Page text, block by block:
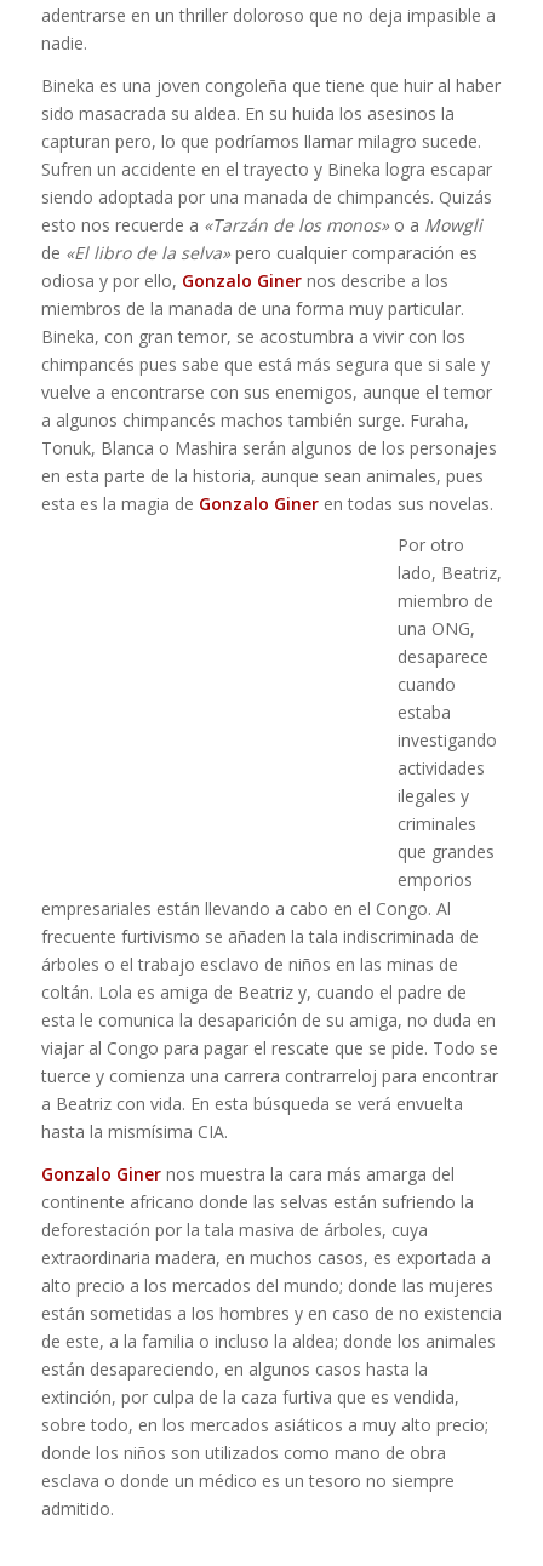
adentrarse en un thriller doloroso que no deja impasible a
nadie.
Bineka es una joven congoleña que tiene que huir al haber
sido masacrada su aldea. En su huida los asesinos la
capturan pero, lo que podríamos llamar milagro sucede.
Sufren un accidente en el trayecto y Bineka logra escapar
siendo adoptada por una manada de chimpancés. Quizás
esto nos recuerde a «Tarzán de los monos»o a Mowgli
de «El libro de la selva»pero cualquier comparación es
odiosa y por ello, Gonzalo Ginernos describe a los
miembros de la manada de una forma muy particular.
Bineka, con gran temor, se acostumbra a vivir con los
chimpancés pues sabe que está más segura que si sale y
vuelve a encontrarse con sus enemigos, aunque el temor
a algunos chimpancés machos también surge. Furaha,
Tonuk, Blanca o Mashira serán algunos de los personajes
en esta parte de la historia, aunque sean animales, pues
esta es la magia de Gonzalo Gineren todas sus novelas.
Por otro
lado, Beatriz,
miembro de
una ONG,
desaparece
cuando
estaba
investigando
actividades
ilegales y
criminales
que grandes
emporios
empresariales están llevando a cabo en el Congo. Al
frecuente furtivismo se añaden la tala indiscriminada de
árboles o el trabajo esclavo de niños en las minas de
coltán. Lola es amiga de Beatriz y, cuando el padre de
esta le comunica la desaparición de su amiga, no duda en
viajar al Congo para pagar el rescate que se pide. Todo se
tuerce y comienza una carrera contrarreloj para encontrar
a Beatriz con vida. En esta búsqueda se verá envuelta
hasta la mismísima CIA.
Gonzalo Ginernos muestra la cara más amarga del
continente africano donde las selvas están sufriendo la
deforestación por la tala masiva de árboles, cuya
extraordinaria madera, en muchos casos, es exportada a
alto precio a los mercados del mundo; donde las mujeres
están sometidas a los hombres y en caso de no existencia
de este, a la familia o incluso la aldea; donde los animales
están desapareciendo, en algunos casos hasta la
extinción, por culpa de la caza furtiva que es vendida,
sobre todo, en los mercados asiáticos a muy alto precio;
donde los niños son utilizados como mano de obra
esclava o donde un médico es un tesoro no siempre
admitido.